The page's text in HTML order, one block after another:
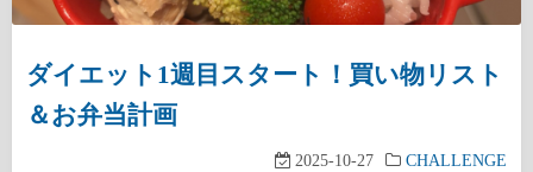
ダイエット1週目スタート！買い物リスト
＆お弁当計画
2025-10-27 CHALLENGE